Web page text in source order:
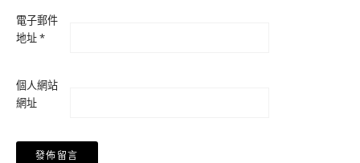
電子郵件
地址*
個人網站
網址